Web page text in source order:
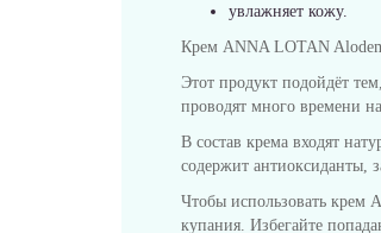
увлажняет кожу.
Крем ANNA LOTAN Alodem
Этот продукт подойдёт
проводят много времени
В состав крема входят
содержит антиоксиданты,
Чтобы использовать крем
купания. Избегайте